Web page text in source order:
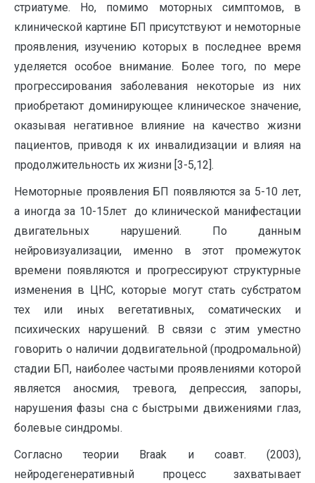
стриатуме. Но, помимо моторных симптомов, в
клинической картине БП присутствуют и немоторные
проявления, изучению которых в последнее время
уделяется особое внимание. Более того, по мере
прогрессирования заболевания некоторые из них
приобретают доминирующее клиническое значение,
оказывая негативное влияние на качество жизни
пациентов, приводя к их инвалидизации и влияя на
продолжительность их жизни [3-5,12].
Немоторные проявления БП появляются за 5-10 лет,
а иногда за 10-15лет до клинической манифестации
двигательных нарушений. По данным
нейровизуализации, именно в этот промежуток
времени появляются и прогрессируют структурные
изменения в ЦНС, которые могут стать субстратом
тех или иных вегетативных, соматических и
психических нарушений. В связи с этим уместно
говорить о наличии додвигательной (продромальной)
стадии БП, наиболее частыми проявлениями которой
является аносмия, тревога, депрессия, запоры,
нарушения фазы сна с быстрыми движениями глаз,
болевые синдромы.
Согласно теории Braak и соавт. (2003),
нейродегенеративный процесс захватывает